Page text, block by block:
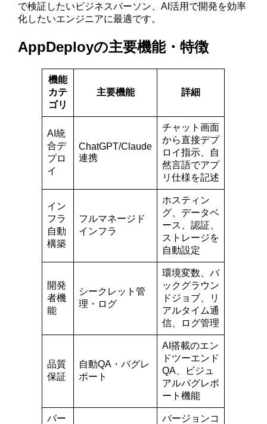
で検証したいビジネスパーソン、AI活用で開発を効率
化したいエンジニアに最適です。
AppDeployの主要機能・特徴
機能
カテ
ゴリ
主要機能 詳細
AI統
合デ
プロ
イ
ChatGPT/Claude
連携
チャット画面
から直接デプ
ロイ指示、自
然言語でアプ
リ仕様を記述
イン
フラ
自動
構築
フルマネージド
インフラ
ホスティン
グ、データベ
ース、認証、
ストレージを
自動設定
開発
者機
能
シークレット管
理・ログ
環境変数、バ
ックグラウン
ドジョブ、リ
アルタイム通
信、ログ管理
品質
保証
自動QA・バグレ
ポート
AI搭載のエン
ドツーエンド
QA、ビジュ
アルバグレポ
ート機能
バー
バージョンコ